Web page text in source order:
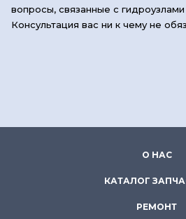
вопросы, связанные с гидроузлами
Консультация вас ни к чему не
О НАС
КАТАЛОГ
РЕМОНТ